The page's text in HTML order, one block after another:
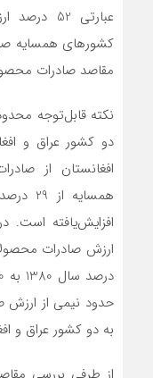
عبارتی
کشورهای همسایه
مقاصد صادرات
نکته قابل‌توجه
دو کشور عراق و
افغانستان از
افزایش‌یافته است.
حدود نیمی از
به دو کشور عراق و